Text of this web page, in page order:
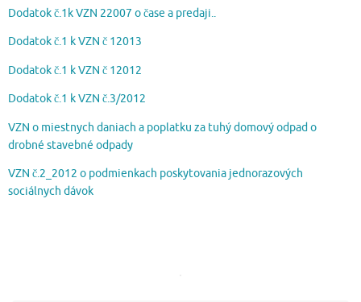
Dodatok č.1k VZN 22007 o čase a predaji..
Dodatok č.1 k VZN č 12013
Dodatok č.1 k VZN č 12012
Dodatok č.1 k VZN č.3/2012
VZN o miestnych daniach a poplatku za tuhý domový odpad o
drobné stavebné odpady
VZN č.2_2012 o podmienkach poskytovania jednorazových
sociálnych dávok